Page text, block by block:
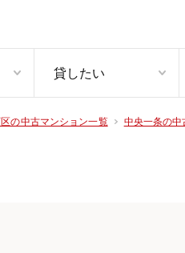
貸したい
の中古マンション一覧 中央一条の